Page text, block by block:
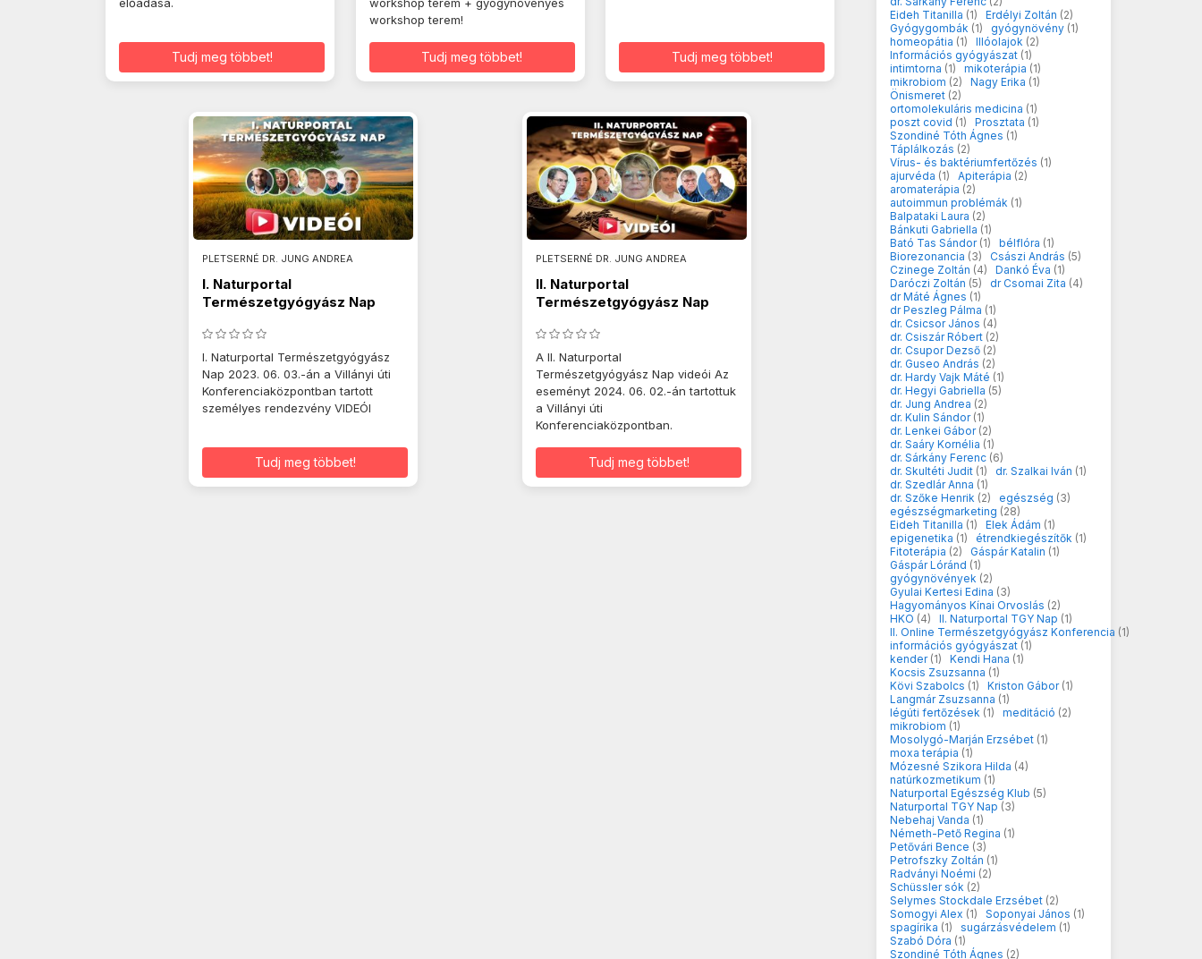
Eideh Titanilla (1) Erdélyi Zoltán (2)
Gyógygombák (1) gyógynövény (1)
homeopátia (1) Illóolajok (2)
Információs gyógyászat (1)
intimtorna (1) mikoterápia (1)
mikrobiom (2) Nagy Erika (1)
Önismeret (2)
ortomolekuláris medicina (1)
poszt covid (1) Prosztata (1)
Szondiné Tóth Ágnes (1)
Táplálkozás (2)
Vírus- és baktériumfertőzés (1)
ajurvéda (1) Apiterápia (2)
aromaterápia (2)
autoimmun problémák (1)
Balpataki Laura (2)
Bánkuti Gabriella (1)
Bató Tas Sándor (1) bélflóra (1)
Biorezonancia (3) Császi András (5)
Czinege Zoltán (4) Dankó Éva (1)
Daróczi Zoltán (5) dr Csomai Zita (4)
dr Máté Ágnes (1)
dr Peszleg Pálma (1)
dr. Csicsor János (4)
dr. Csiszár Róbert (2)
dr. Csupor Dezső (2)
dr. Guseo András (2)
dr. Hardy Vajk Máté (1)
dr. Hegyi Gabriella (5)
dr. Jung Andrea (2)
dr. Kulin Sándor (1)
dr. Lenkei Gábor (2)
dr. Saáry Kornélia (1)
dr. Sárkány Ferenc (6)
dr. Skultéti Judit (1) dr. Szalkai Iván (1)
dr. Szedlár Anna (1)
dr. Szőke Henrik (2) egészség (3)
egészségmarketing (28)
Eideh Titanilla (1) Elek Ádám (1)
epigenetika (1) étrendkiegészítők (1)
Fitoterápia (2) Gáspár Katalin (1)
Gáspár Lóránd (1)
gyógynövények (2)
Gyulai Kertesi Edina (3)
Hagyományos Kínai Orvoslás (2)
HKO (4) II. Naturportal TGY Nap (1)
II. Online Természetgyógyász Konferencia (1)
információs gyógyászat (1)
kender (1) Kendi Hana (1)
Kocsis Zsuzsanna (1)
Kövi Szabolcs (1) Kriston Gábor (1)
Langmár Zsuzsanna (1)
légúti fertőzések (1) meditáció (2)
mikrobiom (1)
Mosolygó-Marján Erzsébet (1)
moxa terápia (1)
Mózesné Szikora Hilda (4)
natúrkozmetikum (1)
Naturportal Egészség Klub (5)
Naturportal TGY Nap (3)
Nebehaj Vanda (1)
Németh-Pető Regina (1)
Petővári Bence (3)
Petrofszky Zoltán (1)
Radványi Noémi (2)
Schüssler sók (2)
Selymes Stockdale Erzsébet (2)
Somogyi Alex (1) Soponyai János (1)
spagírika (1) sugárzásvédelem (1)
Szabó Dóra (1)
Szondiné Tóth Ágnes (2)
Tudj meg többet!
workshop terem!
Tudj meg többet! Tudj meg többet!
PLETSERNÉ DR. JUNG ANDREA
I. Naturportal
Természetgyógyász Nap
I. Naturportal Természetgyógyász
Nap 2023. 06. 03.-án a Villányi úti
Konferenciaközpontban tartott
személyes rendezvény VIDEÓI
Tudj meg többet!
PLETSERNÉ DR. JUNG ANDREA
II. Naturportal
Természetgyógyász Nap
A II. Naturportal
Természetgyógyász Nap videói Az
eseményt 2024. 06. 02.-án tartottuk
a Villányi úti
Konferenciaközpontban.
Tudj meg többet!